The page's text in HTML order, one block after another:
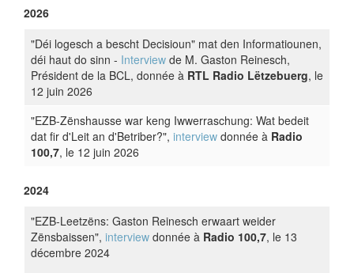
2026
"Déi logesch a bescht Decisioun" mat den Informatiounen,
déi haut do sinn - Interview de M. Gaston Reinesch,
Président de la BCL, donnée à RTL Radio Lëtzebuerg, le
12 juin 2026
"EZB-Zënshausse war keng Iwwerraschung: Wat bedeit
dat fir d'Leit an d'Betriber?", interview donnée à Radio
100,7, le 12 juin 2026
2024
"EZB-Leetzëns: Gaston Reinesch erwaart weider
Zënsbaissen", interview donnée à Radio 100,7, le 13
décembre 2024